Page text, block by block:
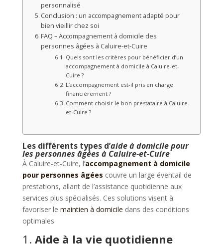
personnalisé
Conclusion : un accompagnement adapté pour
bien vieillir chez soi
FAQ – Accompagnement à domicile des
personnes âgées à Caluire-et-Cuire
Quels sont les critères pour bénéficier d’un
accompagnement à domicile à Caluire-et-
Cuire ?
L’accompagnement est-il pris en charge
financièrement ?
Comment choisir le bon prestataire à Caluire-
et-Cuire ?
Les différents types d’aide à domicile pour
les personnes âgées à Caluire-et-Cuire
À Caluire-et-Cuire, l’accompagnement à domicile
pour personnes âgées couvre un large éventail de
prestations, allant de l’assistance quotidienne aux
services plus spécialisés. Ces solutions visent à
favoriser le maintien à domicile dans des conditions
optimales.
1. Aide à la vie quotidienne